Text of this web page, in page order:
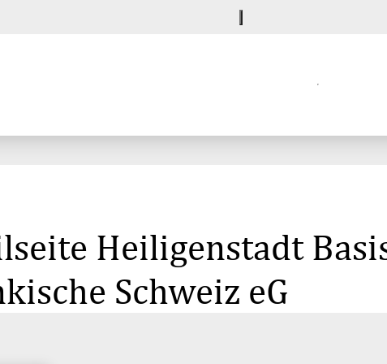
Heiligenstadt
Schweiz eG